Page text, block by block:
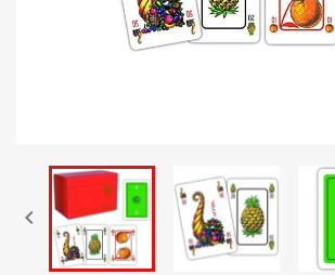
